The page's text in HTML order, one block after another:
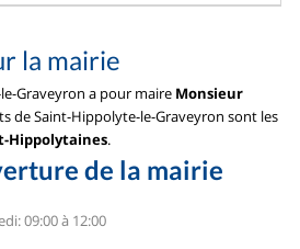
la mairie
Graveyron a pour maire Monsieur
de Saint-Hippolyte-le-Graveyron sont les
Hippolytaines.
de la mairie
09:00 à 12:00